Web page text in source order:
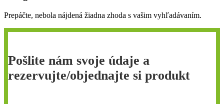
Prepáčte, nebola nájdená žiadna zhoda s vašim vyhľadávaním.
Pošlite nám svoje údaje a
rezervujte/objednajte si produkt